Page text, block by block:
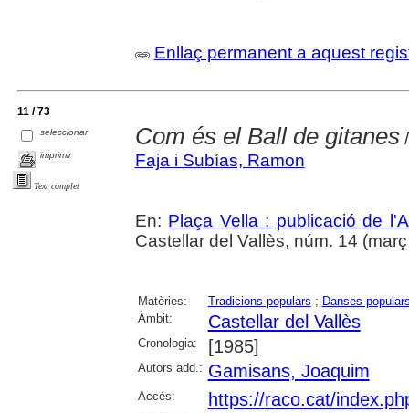
Enllaç permanent a aquest
11 / 73
seleccionar
imprimir
Text complet
Com és el Ball de gitanes/
Faja i Subías, Ramon
En: Plaça Vella : publicació de
Castellar del Vallès, núm. 14
Matèries: Tradicions populars ; Danses
Àmbit:
Castellar del Vallès
Cronologia: [1985]
Autors add.: Gamisans, Joaquim
Accés: https://raco.cat/